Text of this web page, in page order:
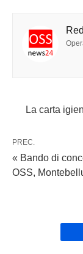
La carta
PREC.
« Bando di
OSS,